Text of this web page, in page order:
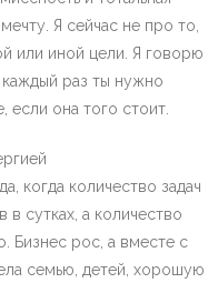
Я сейчас не про то,
или иной цели. Я говорю
раз ты нужно
если она того стоит.
когда количество задач
в сутках, а количество
Бизнес рос, а вместе с
семью, детей, хорошую